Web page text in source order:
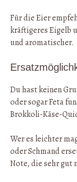
Für die Eier
kräftigeres Eigelb
und aromatischer.
Du hast keinen
oder sogar Feta
Brokkoli-Käse-
Wer es leichter
oder Schmand
Note, die sehr gut